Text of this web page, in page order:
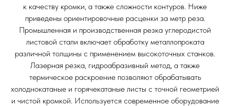
к качеству кромки, а также сложности контуров. Ниже
приведены ориентировочные расценки за метр реза.
Промышленная и производственная резка углеродистой
листовой стали включает обработку металлопроката
различной толщины с применением высокоточных станков.
Лазерная резка, гидроабразивный метод, а также
термическое раскроение позволяют обрабатывать
холоднокатаные и горячекатаные листы с точной геометрией
и чистой кромкой. Используется современное оборудование